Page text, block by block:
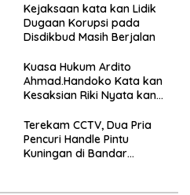
Kejaksaan kata kan Lidik
Dugaan Korupsi pada
Disdikbud Masih Berjalan
Kuasa Hukum Ardito
Ahmad.Handoko Kata kan
Kesaksian Riki Nyata kan
nya Terima Uang
Terekam CCTV, Dua Pria
Pencuri Handle Pintu
Kuningan di Bandar